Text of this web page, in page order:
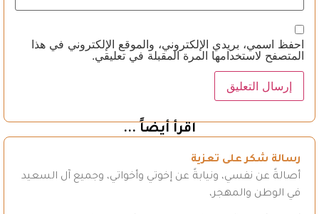
احفظ اسمي، بريدي الإلكتروني، والموقع الإلكتروني في هذا
المتصفح لاستخدامها المرة المقبلة في تعليقي.
اقرأ أيضاً ...
رسالة شكر على تعزية
أصالةً عن نفسي، ونيابةً عن إخوتي وأخواتي، وجميع آل السعيد
في الوطن والمهجر،